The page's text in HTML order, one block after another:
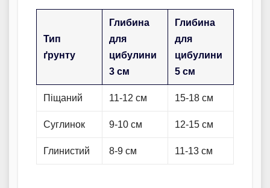
Тип
ґрунту
Глибина
для
цибулини
3 см
Глибина
для
цибулини
5 см
Піщаний 11-12 см 15-18 см
Суглинок 9-10 см 12-15 см
Глинистий 8-9 см 11-13 см